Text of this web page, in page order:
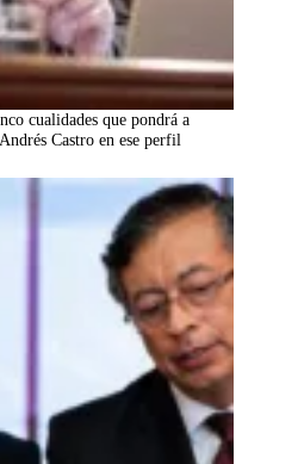
cualidades que pondrá a
Castro en ese perfil